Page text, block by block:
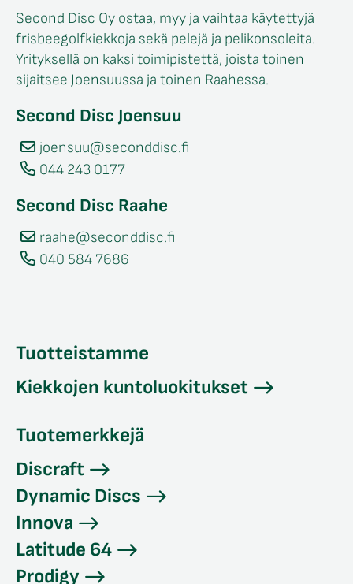
Second Disc Oy ostaa, myy ja vaihtaa käytettyjä
frisbeegolfkiekkoja sekä pelejä ja pelikonsoleita.
Yrityksellä on kaksi toimipistettä, joista toinen
sijaitsee Joensuussa ja toinen Raahessa.
Second Disc Joensuu
joensuu@seconddisc.fi
044 243 0177
Second Disc Raahe
raahe@seconddisc.fi
040 584 7686
Tuotteistamme
Kiekkojen kuntoluokitukset
Tuotemerkkejä
Discraft
Dynamic Discs
Innova
Latitude 64
Prodigy